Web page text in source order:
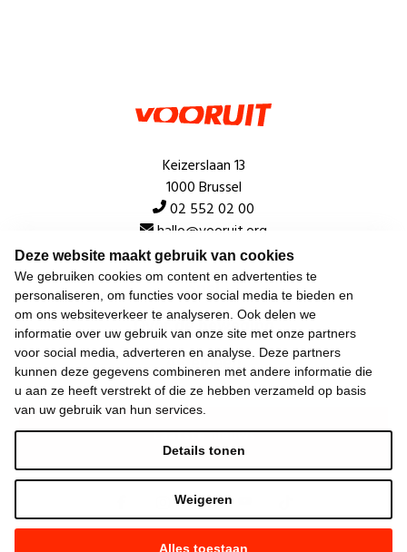
Deze website maakt gebruik van cookies
We gebruiken cookies om content en advertenties te
personaliseren, om functies voor social media te bieden en
om ons websiteverkeer te analyseren. Ook delen we
informatie over uw gebruik van onze site met onze partners
voor social media, adverteren en analyse. Deze partners
kunnen deze gegevens combineren met andere informatie die
u aan ze heeft verstrekt of die ze hebben verzameld op basis
van uw gebruik van hun services.
Alles toestaan
Weigeren
Details tonen
Keizerslaan 13
1000 Brussel
02 552 02 00
hallo@vooruit.org
Snel
Over de beweging
Algemeen
Laatste nieuws